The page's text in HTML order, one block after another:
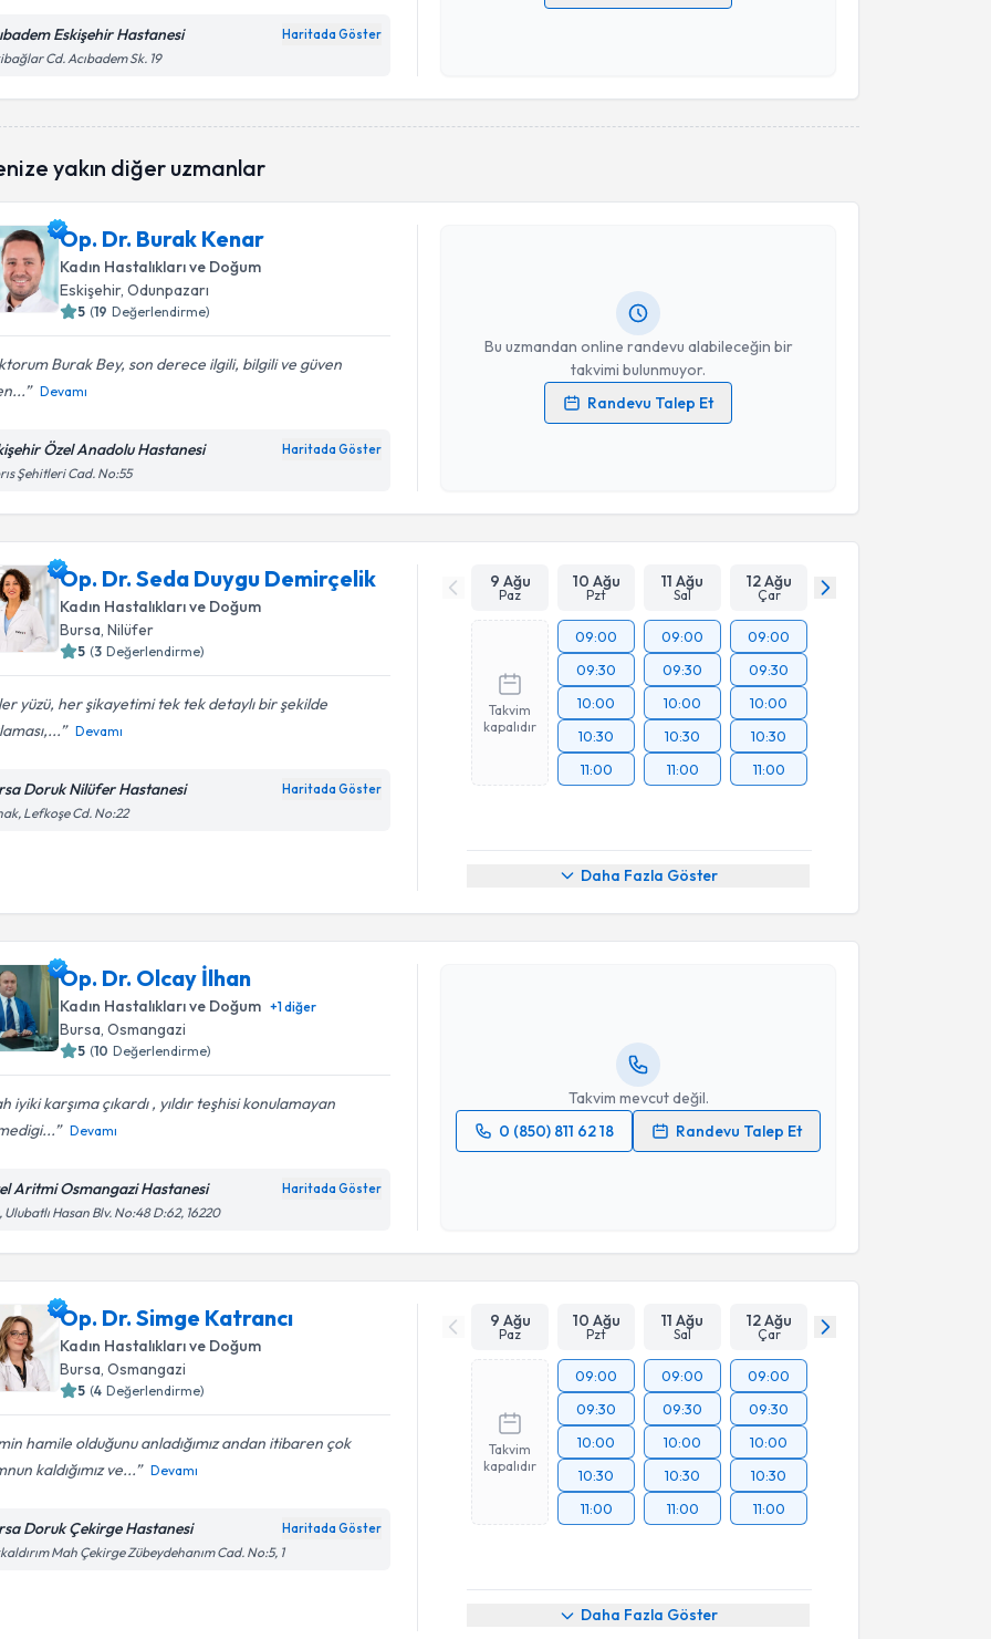
Eskişehir Hastanesi Haritada Göster
Cd. Acıbadem Sk. 19
Kişisel verilerimin işlenmesine ilişkinAydınlatma Metni
Takvim Talebini Gönder
yakın diğer uzmanlar
Op. Dr. Burak Kenar
Kadın Hastalıkları ve Doğum
Eskişehir, Odunpazarı
5 (19 Değerlendirme)
Burak Bey, son derece ilgili, bilgili ve güven
Devamı
Özel Anadolu Hastanesi Haritada Göster
Şehitleri Cad. No:55
Bu uzmandan online randevu alabileceğin bir
takvimi bulunmuyor.
Randevu Talep Et
Op. Dr. Burak Kenar
Kişisel verilerimin işlenmesine ilişkinAydınlatma Metni
Takvim Talebini Gönder
Op. Dr. Seda Duygu Demirçelik
Kadın Hastalıkları ve Doğum
Bursa , Nilüfer
5 (3 Değerlendirme)
yüzü, her şikayetimi tek tek detaylı bir şekilde
Devamı
Doruk Nilüfer Hastanesi Haritada Göster
Lefkoşe Cd. No:22
9 Ağu
Paz
10 Ağu
Pzt
11 Ağu
Sal
12 Ağu
Çar
Takvim
kapalıdır
09:00
09:30
10:00
10:30
11:00
09:00
09:30
10:00
10:30
11:00
09:00
09:30
10:00
10:30
11:00
Daha Fazla Göster
Op. Dr. Olcay İlhan
Kadın Hastalıkları ve Doğum +1diğer
Bursa, Osmangazi
5 (10 Değerlendirme)
iyiki karşıma çıkardı , yıldır teşhisi konulamayan
Devamı
Aritmi Osmangazi Hastanesi Haritada Göster
Ulubatlı Hasan Blv. No:48 D:62, 16220
Takvim mevcut değil.
0 (850) 811 62 18
Randevu Talep Et
Randevu Takvimi Talebi
Op. Dr. Olcay İlhan
Takvim Talebini Gönder
Op. Dr. Simge Katrancı
Kadın Hastalıkları ve Doğum
Bursa, Osmangazi
5 (4 Değerlendirme)
hamile olduğunu anladığımız andan itibaren çok
kaldığımız ve...
Devamı
Doruk Çekirge Hastanesi Haritada Göster
Mah Çekirge Zübeydehanım Cad. No:5, 1
9 Ağu
Paz
10 Ağu
Pzt
11 Ağu
Sal
12 Ağu
Çar
Takvim
kapalıdır
09:00
09:30
10:00
10:30
11:00
09:00
09:30
10:00
10:30
11:00
09:00
09:30
10:00
10:30
11:00
Daha Fazla Göster